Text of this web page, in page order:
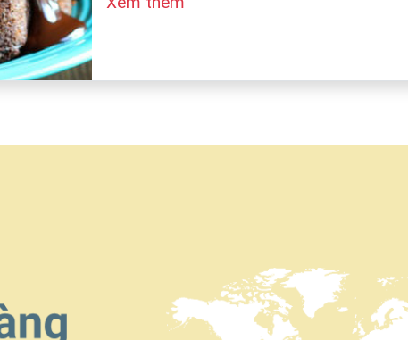
tên bánh là Brown (màu nâu) tượng trưng